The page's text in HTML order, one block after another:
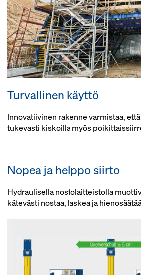
Turvallinen käyttö
Innovatiivinen rakenne varmistaa,
tukevasti kiskoilla myös
Nopea ja helppo siirto
Hydraulisella nostolaitteistolla
kätevästi nostaa, laskea ja